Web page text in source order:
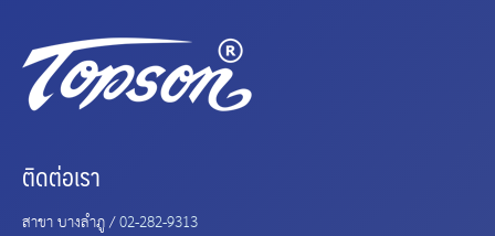
ติดต่อเรา
สาขา บางลำภู /02-282-9313